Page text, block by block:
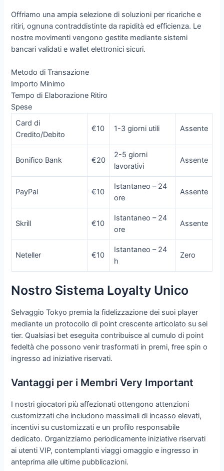
Offriamo una ampia selezione di soluzioni per ricariche e
ritiri, ognuna contraddistinte da rapidità ed efficienza. Le
nostre movimenti vengono gestite mediante sistemi
bancari validati e wallet elettronici sicuri.
Metodo di Transazione
Importo Minimo
Tempo di Elaborazione Ritiro
Spese
Card di
Credito/Debito
€10 1-3 giorni utili Assente
Bonifico Bank €20
2-5 giorni
lavorativi
Assente
PayPal €10
Istantaneo – 24
ore
Assente
Skrill €10
Istantaneo – 24
ore
Assente
Neteller €10
Istantaneo – 24
h
Zero
Nostro Sistema Loyalty Unico
Selvaggio Tokyo premia la fidelizzazione dei suoi player
mediante un protocollo di point crescente articolato su sei
tier. Qualsiasi bet eseguita contribuisce al cumulo di point
fedeltà che possono venir trasformati in premi, free spin o
ingresso ad iniziative riservati.
Vantaggi per i Membri Very Important
I nostri giocatori più affezionati ottengono attenzioni
customizzati che includono massimali di incasso elevati,
incentivi su customizzati e un profilo responsabile
dedicato. Organizziamo periodicamente iniziative riservati
ai utenti VIP, contemplanti viaggi omaggio e ingresso in
anteprima alle ultime pubblicazioni.